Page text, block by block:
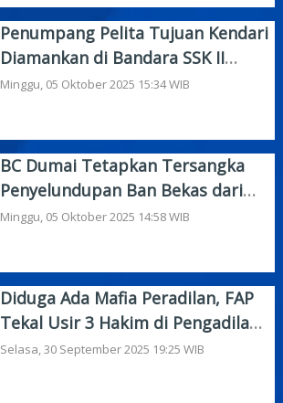
Penumpang Pelita Tujuan Kendari
Diamankan di Bandara SSK II
Pekanbaru
Minggu, 05 Oktober 2025 15:34 WIB
BC Dumai Tetapkan Tersangka
Penyelundupan Ban Bekas dari
Malaysia
Minggu, 05 Oktober 2025 14:58 WIB
Diduga Ada Mafia Peradilan, FAP
Tekal Usir 3 Hakim di Pengadilan
Negeri Dumai
Selasa, 30 September 2025 19:25 WIB